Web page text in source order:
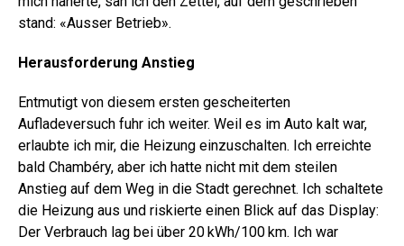
stand: «Ausser Betrieb».
Herausforderung Anstieg
Entmutigt von diesem ersten gescheiterten
Aufladeversuch fuhr ich weiter. Weil es im Auto kalt war,
erlaubte ich mir, die Heizung einzuschalten. Ich erreichte
bald Chambéry, aber ich hatte nicht mit dem steilen
Anstieg auf dem Weg in die Stadt gerechnet. Ich schaltete
die Heizung aus und riskierte einen Blick auf das Display:
Der Verbrauch lag bei über 20 kWh/100 km. Ich war